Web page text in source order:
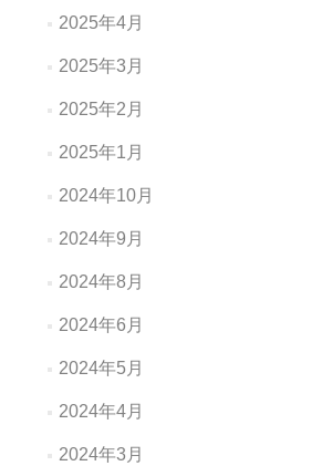
2025年4月
2025年3月
2025年2月
2025年1月
2024年10月
2024年9月
2024年8月
2024年6月
2024年5月
2024年4月
2024年3月